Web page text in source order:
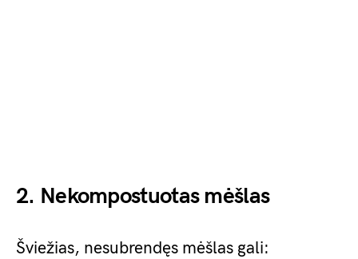
2. Nekompostuotas mėšlas
Šviežias, nesubrendęs mėšlas gali: